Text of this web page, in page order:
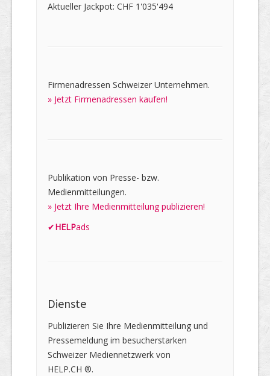
Aktueller Jackpot: CHF 1'035'494
Firmenadressen Schweizer Unternehmen.
» Jetzt Firmenadressen kaufen!
Publikation von Presse- bzw.
Medienmitteilungen.
» Jetzt Ihre Medienmitteilung publizieren!
✔HELPads
Dienste
Publizieren Sie Ihre Medienmitteilung und
Pressemeldung im besucherstarken
Schweizer Mediennetzwerk von
HELP.CH ®.